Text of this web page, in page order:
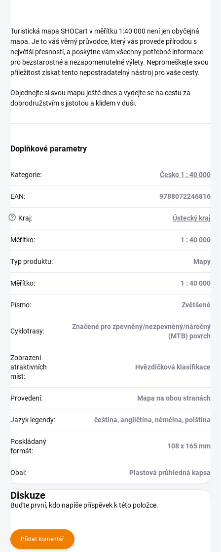
Turistická mapa SHOCart v měřítku 1:40 000 není jen obyčejná
mapa. Je to váš věrný průvodce, který vás provede přírodou s
největší přesností, a poskytne vám všechny potřebné informace
pro bezstarostné a nezapomenutelné výlety. Nepromeškejte svou
příležitost získat tento nepostradatelný nástroj pro vaše cesty.
Objednejte si svou mapu ještě dnes a vydejte se na cestu za
dobrodružstvím s jistotou a klidem v duši.
Doplňkové parametry
Kategorie: Česko 1 : 40 000
EAN: 9788072246816
? Kraj: Ústecký kraj
Měřítko: 1 : 40 000
Typ produktu: Mapy
Měřítko: 1 : 40 000
Písmo: Zvětšené
Cyklotrasy:
Značené pro zpevněný/nezpevněný/náročný
(MTB) povrch
Zobrazení
atraktivních
míst:
Hvězdičková klasifikace
Provedení: Mapa na obou stranách
Jazyk legendy: čeština, angličtina, němčina, polština
Poskládaný
formát:
108 x 165 mm
Obal: Plastová průhledná kapsa
Diskuze
Buďte první, kdo napíše příspěvek k této položce.
Přidat komentář